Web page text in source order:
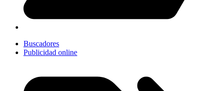
Buscadores
Publicidad online